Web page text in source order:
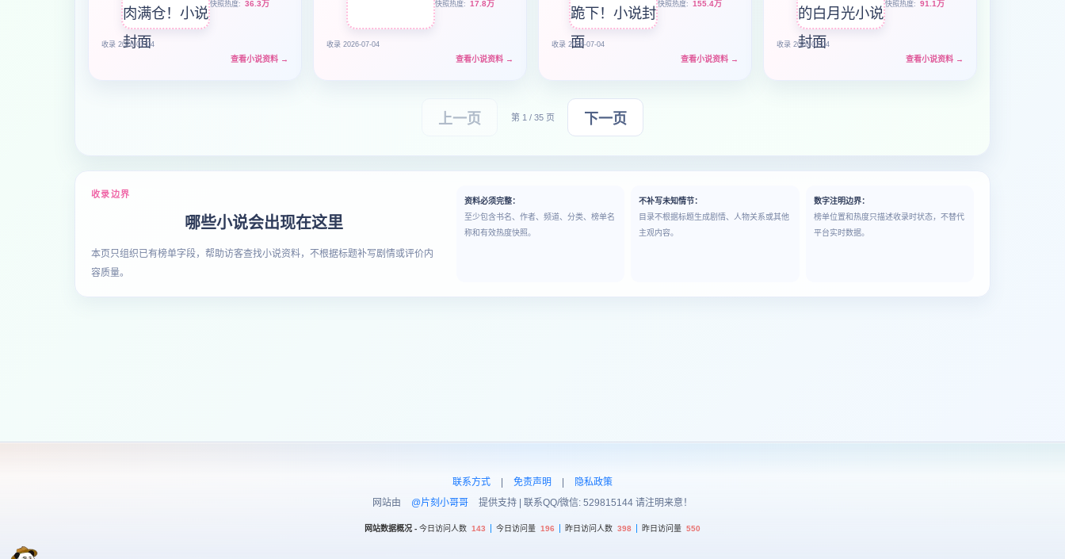
快照热度 36.3万
收录 2026-07-04
查看小说资料 →
快照热度 17.8万
收录 2026-07-04
查看小说资料 →
快照热度 155.4万
收录 2026-07-04
查看小说资料 →
快照热度 91.1万
收录 2026-07-04
查看小说资料 →
上一页 第 1 / 35 页 下一页
收录边界
哪些小说会出现在这里
本页只组织已有榜单字段，帮助访客查找小说资料，不根据标题补写剧情或评价内
容质量。
资料必须完整：
至少包含书名、作者、频道、分类、榜单名
称和有效热度快照。
不补写未知情节：
目录不根据标题生成剧情、人物关系或其他
主观内容。
数字注明边界：
榜单位置和热度只描述收录时状态，不替代
平台实时数据。
联系方式 免责声明
隐私政策
网站由
@片刻小哥哥 提供支持 | 联系QQ/微信: 529815144 请注明来意！
网站数据概况 - 今日访问人数 143 今日访问量 196 昨日访问人数 398 昨日访问量 550